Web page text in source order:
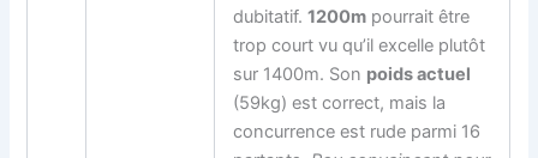
dubitatif.1200m pourrait être
trop court vu qu’il excelle plutôt
sur 1400m. Son poids actuel
(59kg) est correct, mais la
concurrence est rude parmi 16